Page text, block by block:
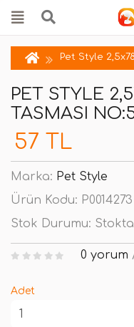
Pet Style
PET STYLE
TASMASI
57 TL
Marka: Pet Style
Ürün Kodu: P0014273
Stok Durumu:
0 yorum
Adet